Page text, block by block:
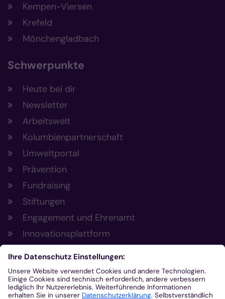
Kempen-Viersen
Krefeld
Mönchengladbach
Schwerpunkte
Heute bei dir
Newsletter
Arbeitswelt
Kolumbienpartnerschaft
Umweltportal
Prävention
Fundraising
Stiftungen
Engagement und Ehrenamt
Innovationsplattform
Aus der Plattform
Nachrichten